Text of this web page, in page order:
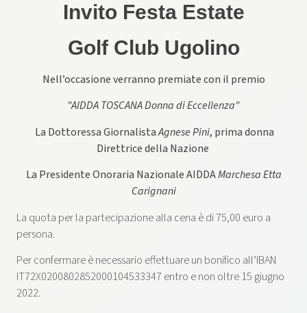
Invito Festa Estate
Golf Club Ugolino
Nell’occasione verranno premiate con il premio
"AIDDA TOSCANA Donna di Eccellenza"
La Dottoressa GiornalistaAgnese Pini, prima donna
Direttrice della Nazione
La Presidente Onoraria Nazionale AIDDAMarchesa Etta
Carignani
La quota per la partecipazione alla cena è di 75,00 euro a
persona.
Per confermare è necessario effettuare un bonifico all’IBAN
IT72X0200802852000104533347 entro e non oltre 15 giugno
2022.